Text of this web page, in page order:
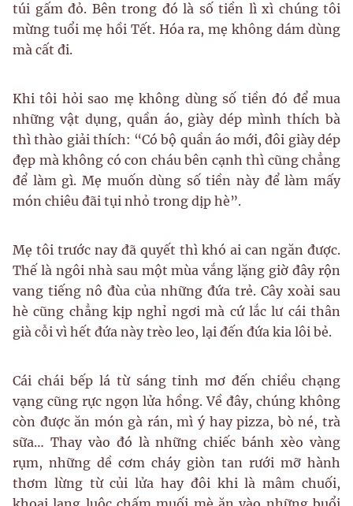
túi gấm đỏ. Bên trong đó là số tiền lì xì chúng tôi
mừng tuổi mẹ hồi Tết. Hóa ra, mẹ không dám dùng
mà cất đi.
Khi tôi hỏi sao mẹ không dùng số tiền đó để mua
những vật dụng, quần áo, giày dép mình thích bà
thì thào giải thích: “Có bộ quần áo mới, đôi giày dép
đẹp mà không có con cháu bên cạnh thì cũng chẳng
để làm gì. Mẹ muốn dùng số tiền này để làm mấy
món chiêu đãi tụi nhỏ trong dịp hè”.
Mẹ tôi trước nay đã quyết thì khó ai can ngăn được.
Thế là ngôi nhà sau một mùa vắng lặng giờ đây rộn
vang tiếng nô đùa của những đứa trẻ. Cây xoài sau
hè cũng chẳng kịp nghỉ ngơi mà cứ lắc lư cái thân
già cỗi vì hết đứa này trèo leo, lại đến đứa kia lôi bẻ.
Cái chái bếp lá từ sáng tinh mơ đến chiều chạng
vạng cũng rực ngọn lửa hồng. Về đây, chúng không
còn được ăn món gà rán, mì ý hay pizza, bò né, trà
sữa… Thay vào đó là những chiếc bánh xèo vàng
rụm, những dề cơm cháy giòn tan rưới mỡ hành
thơm lừng từ củi lửa hay đôi khi là mâm chuối,